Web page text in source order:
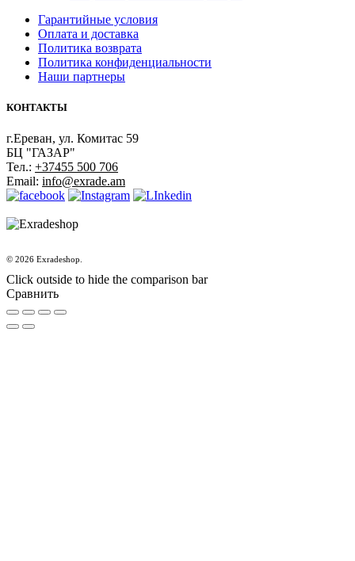
Гарантийные условия
Оплата и доставка
Политика возврата
Политика конфиденциальности
Наши партнеры
КОНТАКТЫ
г.Ереван, ул. Комитас 59
БЦ "ГАЗАР"
Тел.: +37455 500 706
Email: info@exrade.am
© 2026 Exradeshop.
Click outside to hide the comparison bar
Сравнить